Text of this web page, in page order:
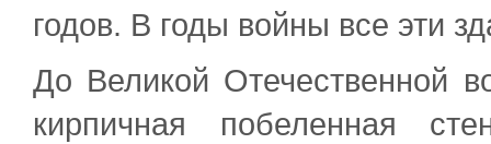
годов. В годы войны все эти
До Великой Отечественной
кирпичная побеленная